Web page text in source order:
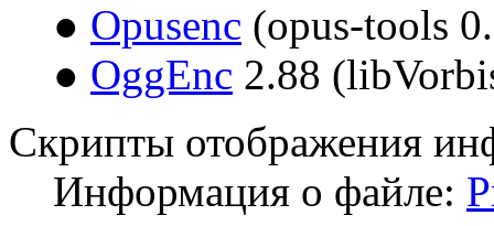
● Opusenc (opus-tools
● OggEnc 2.88
Скрипты отображения
Информация о файле: